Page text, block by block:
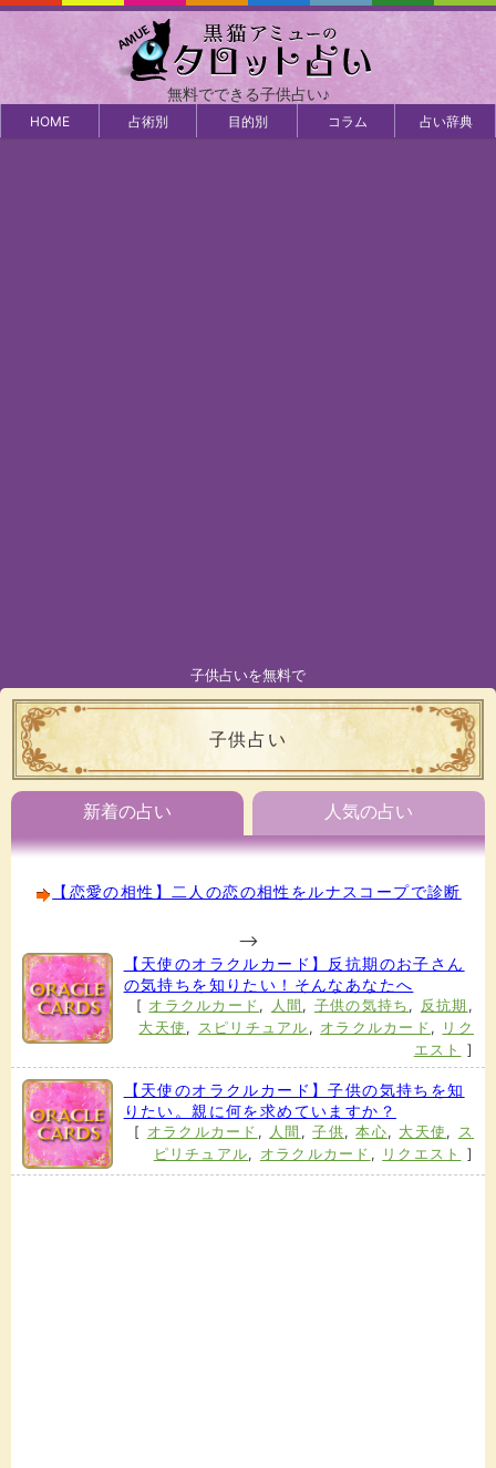
無料でできる子供占い♪
HOME 占術別 目的別 コラム 占い辞典
子供占いを無料で
子供占い
新着の占い 人気の占い
【恋愛の相性】二人の恋の相性をルナスコープで診断
-->
【天使のオラクルカード】反抗期のお子さん
の気持ちを知りたい！そんなあなたへ
[ オラクルカード , 人間 , 子供の気持ち , 反抗期 ,
大天使 , スピリチュアル , オラクルカード ,
リク
エスト
]
【天使のオラクルカード】子供の気持ちを知
りたい。親に何を求めていますか？
[ オラクルカード , 人間 ,子供,本心, 大天使 ,
ス
ピリチュアル, オラクルカード , リクエスト ]